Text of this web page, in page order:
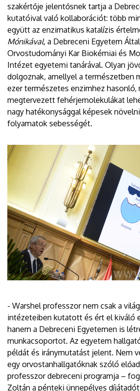
szakértője jelentősnek tartja a
kutatóival való kollaborációt: több
együtt az enzimatikus katalízis
Mónikával, a Debreceni Egyetem
Orvostudományi Kar Biokémiai és
Intézet egyetemi tanárával. Olyan
dolgoznak, amellyel a természetben
ezer természetes enzimhez hasonló,
megtervezett fehérjemolekulákat
nagy hatékonysággal képesek
folyamatok sebességét.
- Warshel professzor nem csak a
intézeteiben kutatott és ért el kiváló
hanem a Debreceni Egyetemen is
munkacsoportot. Az egyetem
példát és iránymutatást jelent. Nem
egy orvostanhallgatóknak szóló
professzor debreceni programja –
Zoltán a pénteki ünnepélyes